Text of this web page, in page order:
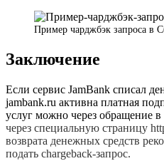
Пример чарджбэк запроса в
Заключение
Если сервис JamBank списал
jambank.ru активна платная
услуг можно через обращение
через специальную страницу
возврата денежных средств
подать chargeback-запрос.